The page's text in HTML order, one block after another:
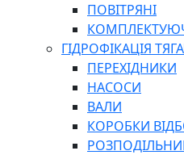
ПОВІТРЯНІ
ГІДРОФІКАЦІЯ
ПЕРЕХІДНИКИ
НАСОСИ
ВАЛИ
КОРОБКИ